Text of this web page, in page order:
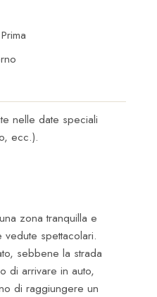
nelle date speciali
ecc.).
zona tranquilla e
spettacolari.
sebbene la strada
di arrivare in auto,
di raggiungere un